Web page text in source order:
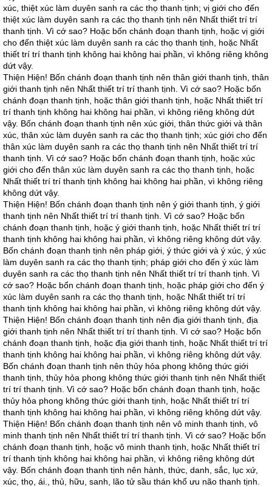
xúc, thiệt xúc làm duyên sanh ra các thọ thanh tịnh; vị giới cho đến
thiệt xúc làm duyên sanh ra các thọ thanh tịnh nên Nhất thiết trí trí
thanh tịnh. Vì cớ sao? Hoặc bốn chánh đoạn thanh tịnh, hoặc vị giới
cho đến thiệt xúc làm duyên sanh ra các thọ thanh tịnh, hoặc Nhất
thiết trí trí thanh tịnh không hai không hai phần, vì không riêng không
dứt vậy.
Thiện Hiện! Bốn chánh đoạn thanh tịnh nên thân giới thanh tịnh, thân
giới thanh tịnh nên Nhất thiết trí trí thanh tịnh. Vì cớ sao? Hoặc bốn
chánh đoạn thanh tịnh, hoặc thân giới thanh tịnh, hoặc Nhất thiết trí
trí thanh tịnh không hai không hai phần, vì không riêng không dứt
vậy. Bốn chánh đoạn thanh tịnh nên xúc giới, thân thức giới và thân
xúc, thân xúc làm duyên sanh ra các thọ thanh tịnh; xúc giới cho đến
thân xúc làm duyên sanh ra các thọ thanh tịnh nên Nhất thiết trí trí
thanh tịnh. Vì cớ sao? Hoặc bốn chánh đoạn thanh tịnh, hoặc xúc
giới cho đến thân xúc làm duyên sanh ra các thọ thanh tịnh, hoặc
Nhất thiết trí trí thanh tịnh không hai không hai phần, vì không riêng
không dứt vậy.
Thiện Hiện! Bốn chánh đoạn thanh tịnh nên ý giới thanh tịnh, ý giới
thanh tịnh nên Nhất thiết trí trí thanh tịnh. Vì cớ sao? Hoặc bốn
chánh đoạn thanh tịnh, hoặc ý giới thanh tịnh, hoặc Nhất thiết trí trí
thanh tịnh không hai không hai phần, vì không riêng không dứt vậy.
Bốn chánh đoạn thanh tịnh nên pháp giới, ý thức giới và ý xúc, ý xúc
làm duyên sanh ra các thọ thanh tịnh; pháp giới cho đến ý xúc làm
duyên sanh ra các thọ thanh tịnh nên Nhất thiết trí trí thanh tịnh. Vì
cớ sao? Hoặc bốn chánh đoạn thanh tịnh, hoặc pháp giới cho đến ý
xúc làm duyên sanh ra các thọ thanh tịnh, hoặc Nhất thiết trí trí
thanh tịnh không hai không hai phần, vì không riêng không dứt vậy.
Thiện Hiện! Bốn chánh đoạn thanh tịnh nên địa giới thanh tịnh, địa
giới thanh tịnh nên Nhất thiết trí trí thanh tịnh. Vì cớ sao? Hoặc bốn
chánh đoạn thanh tịnh, hoặc địa giới thanh tịnh, hoặc Nhất thiết trí trí
thanh tịnh không hai không hai phần, vì không riêng không dứt vậy.
Bốn chánh đoạn thanh tịnh nên thủy hỏa phong không thức giới
thanh tịnh, thủy hỏa phong không thức giới thanh tịnh nên Nhất thiết
trí trí thanh tịnh. Vì cớ sao? Hoặc bốn chánh đoạn thanh tịnh, hoặc
thủy hỏa phong không thức giới thanh tịnh, hoặc Nhất thiết trí trí
thanh tịnh không hai không hai phần, vì không riêng không dứt vậy.
Thiện Hiện! Bốn chánh đoạn thanh tịnh nên vô minh thanh tịnh, vô
minh thanh tịnh nên Nhất thiết trí trí thanh tịnh. Vì cớ sao? Hoặc bốn
chánh đoạn thanh tịnh, hoặc vô minh thanh tịnh, hoặc Nhất thiết trí
trí thanh tịnh không hai không hai phần, vì không riêng không dứt
vậy. Bốn chánh đoạn thanh tịnh nên hành, thức, danh, sắc, lục xứ,
xúc, thọ, ái., thủ, hữu, sanh, lão tử sầu thán khổ ưu não thanh tịnh.